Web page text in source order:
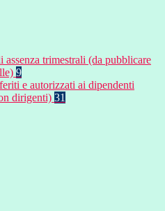
assenza trimestrali (da pubblicare
9
e autorizzati ai dipendenti
dirigenti) 31